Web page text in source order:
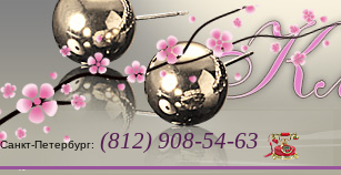
Санкт-Петербург: (812) 908-54-63